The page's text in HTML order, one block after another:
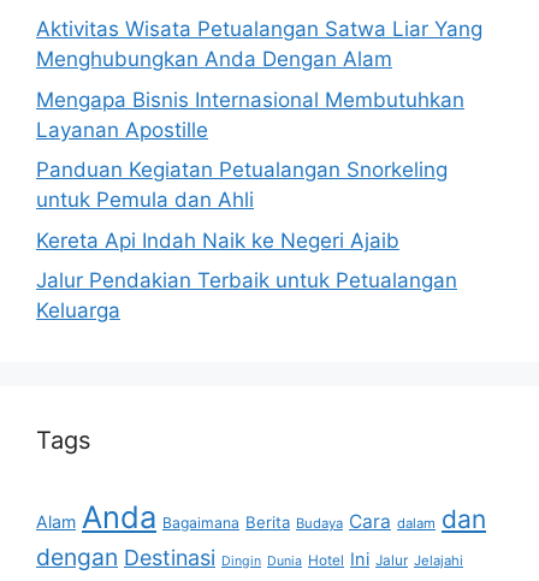
Aktivitas Wisata Petualangan Satwa Liar Yang
Menghubungkan Anda Dengan Alam
Mengapa Bisnis Internasional Membutuhkan
Layanan Apostille
Panduan Kegiatan Petualangan Snorkeling
untuk Pemula dan Ahli
Kereta Api Indah Naik ke Negeri Ajaib
Jalur Pendakian Terbaik untuk Petualangan
Keluarga
Tags
Alam Anda Bagaimana Berita Budaya Cara dalam dan
dengan Destinasi Dingin Dunia Hotel Ini Jalur Jelajahi